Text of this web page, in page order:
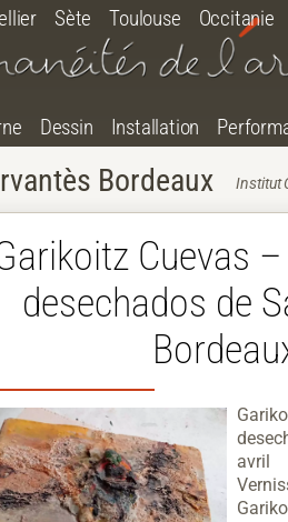
Sète Toulouse Occitanie
Dessin Installation
Bordeaux Institut
Cuevas
desechados de